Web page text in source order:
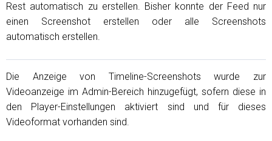
Rest automatisch zu erstellen. Bisher konnte der Feed nur
einen Screenshot erstellen oder alle Screenshots
automatisch erstellen.
Die Anzeige von Timeline-Screenshots wurde zur
Videoanzeige im Admin-Bereich hinzugefügt, sofern diese in
den Player-Einstellungen aktiviert sind und für dieses
Videoformat vorhanden sind.